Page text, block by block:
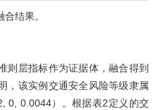
结果。
则层指标作为证据体，融合得到
，该实例交通安全风险等级隶属
0, 0.0044）。根据表2定义的交